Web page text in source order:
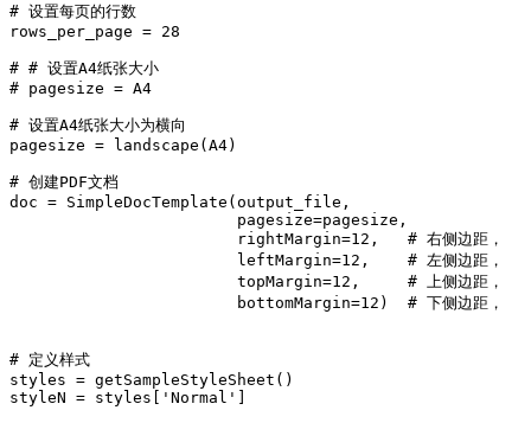
# 设置每页的行数
rows_per_page = 28
# # 设置A4纸张大小
# pagesize = A4
# 设置A4纸张大小为横向
pagesize = landscape(A4)
# 创建PDF文档
doc = SimpleDocTemplate(output_file,
# 定义样式
styles = getSampleStyleSheet()
styleN = styles['Normal']